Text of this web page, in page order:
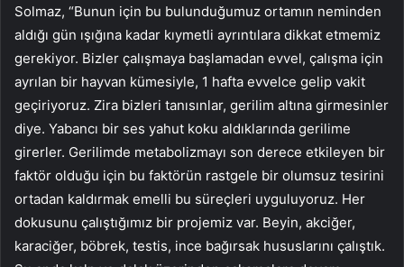
Solmaz, “Bunun için bu bulunduğumuz ortamın neminden
aldığı gün ışığına kadar kıymetli ayrıntılara dikkat etmemiz
gerekiyor. Bizler çalışmaya başlamadan evvel, çalışma için
ayrılan bir hayvan kümesiyle, 1 hafta evvelce gelip vakit
geçiriyoruz. Zira bizleri tanısınlar, gerilim altına girmesinler
diye. Yabancı bir ses yahut koku aldıklarında gerilime
girerler. Gerilimde metabolizmayı son derece etkileyen bir
faktör olduğu için bu faktörün rastgele bir olumsuz tesirini
ortadan kaldırmak emelli bu süreçleri uyguluyoruz. Her
dokusunu çalıştığımız bir projemiz var. Beyin, akciğer,
karaciğer, böbrek, testis, ince bağırsak hususlarını çalıştık.